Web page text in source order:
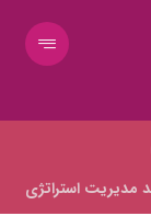
مديريت استراتژي